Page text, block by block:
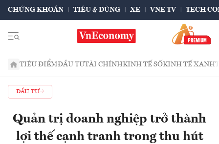
CHỨNG KHOÁN TIÊU & DÙNG XE VNE TV TECH
TIÊU ĐIỂMĐẦU TƯTÀI CHÍNHKINH TẾ SỐKINH TẾ XANH
ĐẦU TƯ
Quản trị doanh nghiệp trở thành
lợi thế cạnh tranh trong thu hút